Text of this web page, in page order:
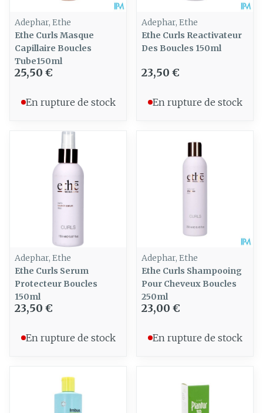
Adephar, Ethe
Ethe Curls Masque
Capillaire Boucles
Tube150ml
25,50 €
En rupture de stock
Adephar, Ethe
Ethe Curls Reactivateur
Des Boucles 150ml
23,50 €
En rupture de stock
Adephar, Ethe
Ethe Curls Serum
Protecteur Boucles
150ml
23,50 €
En rupture de stock
Adephar, Ethe
Ethe Curls Shampooing
Pour Cheveux Boucles
250ml
23,00 €
En rupture de stock